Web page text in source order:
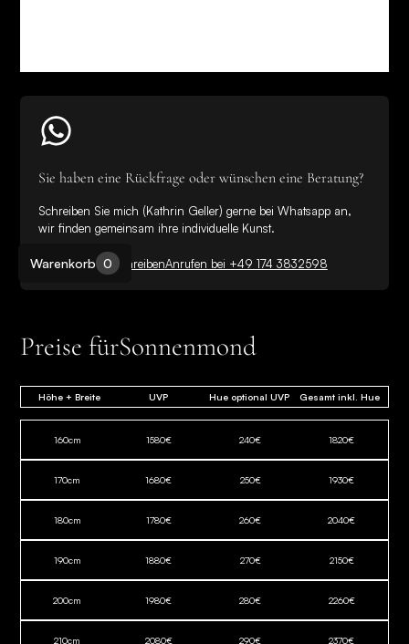
Sie haben eine Rückfrage oder wünschen eine Beratung?
Schreiben Sie mich (Kathrin Geller) gerne bei Whatsapp an,
wir finden gemeinsam ihre individuelle Kunst.
Bei WhatsApp schreibenAnrufen bei +49 174 3832598
Preise fürSonnenmond
Höhe + Breite UVP Hue optional UVP Gesamt inkl. Hue
160cm 1580€ 240€ 1820€
170cm 1680€ 250€ 1930€
180cm 1780€ 260€ 2040€
190cm 1880€ 270€ 2150€
200cm 1980€ 280€ 2260€
210cm 2080€ 290€ 2370€
Warenkorb 0